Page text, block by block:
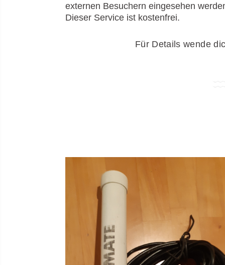
externen Besuchern eingesehen
Dieser Service ist kostenfrei.
Für Details wende